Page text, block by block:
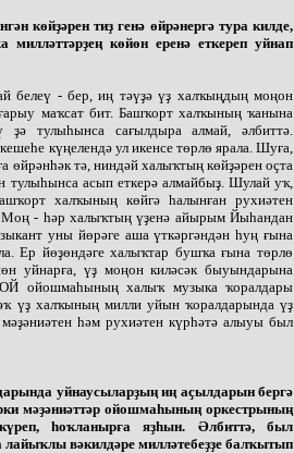
көйҙәрен тиҙ генә өйрәнергә тура килде,
көйөн еренә еткереп уйнап
белеү - бер, иң тәүҙә үҙ халҡыңдың моңон
маҡсат бит. Башҡорт халҡының ҡанына
тулыһынса сағылдыра алмай, әлбиттә.
күңелендә ул икенсе төрлө ярала. Шуға,
өйрәнһәк тә, ниндәй халыҡтың көйҙәрен оҫта
тулыһынса асып еткерә алмайбыҙ. Шулай уҡ,
халҡының көйгә һалынған рухиәтен
- һәр халыҡтың үҙенә айырым Йыһандан
уны йөрәге аша үткәргәндән һуң ғына
Ер йөҙөндәге халыҡтар бушҡа ғына төрлө
уйнарға, үҙ моңон киләсәк быуындарына
ойошмаһының халыҡ музыка ҡоралдары
үҙ халҡының милли уйын ҡоралдарында үҙ
һәм рухиәтен күрһәтә алыуы был
уйнаусыларҙың иң аҫылдарын бергә
мәҙәниәттәр ойошмаһының оркестрының
һоҡланырға яҙһын. Әлбиттә, был
вәкилдәре милләтебеҙҙе балҡытып